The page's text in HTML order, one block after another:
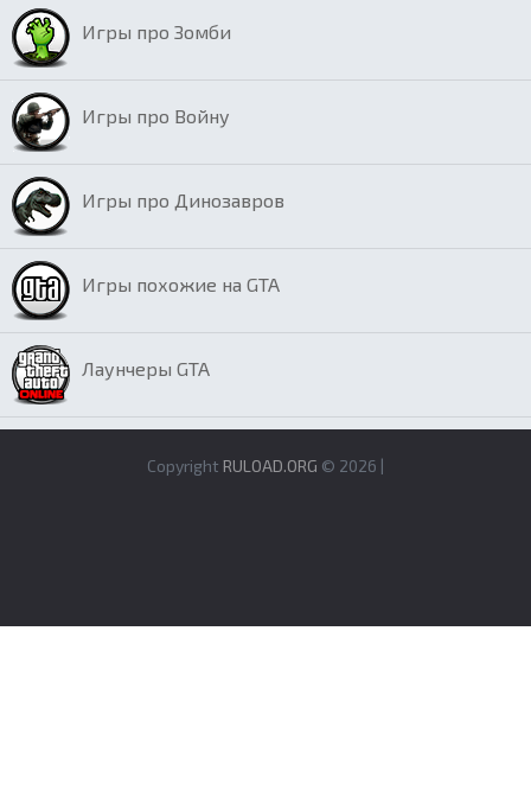
Игры про Зомби
Игры про Войну
Игры про Динозавров
Игры похожие на GTA
Лаунчеры GTA
Copyright RULOAD.ORG © 2026 |